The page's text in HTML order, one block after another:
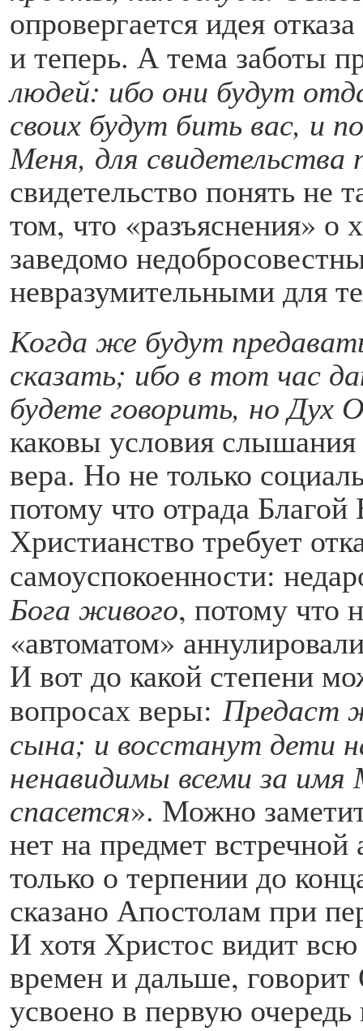
опровергается идея
и теперь. А тема заботы
людей: ибо они будут
своих будут бить вас, и
Меня, для свидетельства
свидетельство понять не
том, что «разъяснения» о
заведомо
невразумительными для
Когда же будут
сказать; ибо в тот час
будете говорить, но Дух
каковы условия
вера. Но не только
потому что отрада
Христианство требует
самоуспокоенности:
Бога живого, потому что
«автоматом»
И вот до какой степени
вопросах веры:Предаст
сына; и восстанут дети
ненавидимы всеми за
спасется». Можно
нет на предмет
только о терпении до
сказано Апостолам при
И хотя Христос видит
времен и дальше,
усвоено в первую